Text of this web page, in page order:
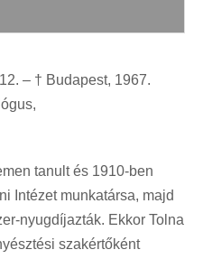
– † Budapest, 1967.
tanult és 1910-ben
Intézet munkatársa, majd
nyugdíjazták. Ekkor Tolna
szakértőként